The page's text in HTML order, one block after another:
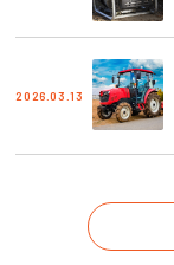
2026.03.13